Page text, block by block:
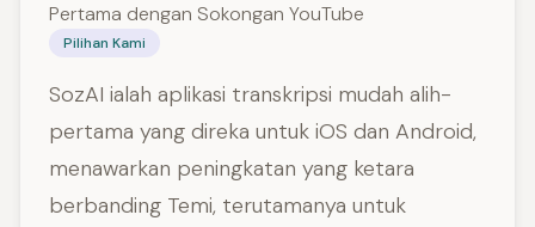
Pertama dengan Sokongan YouTube
Pilihan Kami
SozAI ialah aplikasi transkripsi mudah alih-
pertama yang direka untuk iOS dan Android,
menawarkan peningkatan yang ketara
berbanding Temi, terutamanya untuk